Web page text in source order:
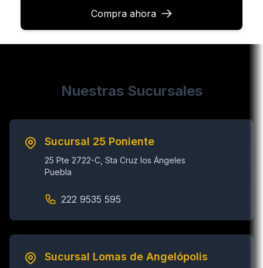
Compra ahora
Nuestras Sucursales
Sucursal 25 Poniente
25 Pte 2722-C, Sta Cruz los Ángeles
Puebla
222 9535 595
Sucursal Lomas de Angelópolis